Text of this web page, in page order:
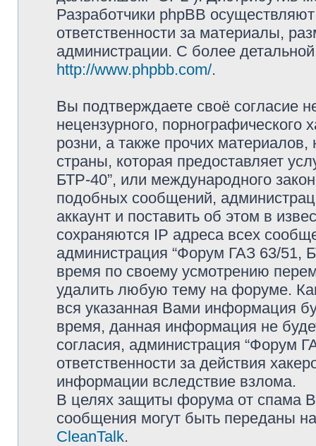
Разработчики phpBB
ответственности за материалы,
администрации. С более
http://www.phpbb.com/.
Вы подтверждаете своё согласие
нецензурного, порнографического
розни, а также прочих
страны, которая предоставляет
БТР-40”, или международного
подобных сообщений,
аккаунт и поставить об этом в
сохраняются IP адреса всех
администрация “Форум ГАЗ 63/51,
время по своему усмотрению
удалить любую тему на форуме.
вся указанная Вами информация
время, данная информация не
согласия, администрация “Форум
ответственности за действия
информации вследствие взлома.
В целях защиты форума от спама
сообщения могут быть переданы
CleanTalk.